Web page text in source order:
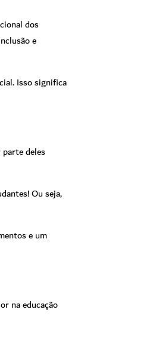
dos
e
Isso significa
deles
Ou seja,
e um
na educação